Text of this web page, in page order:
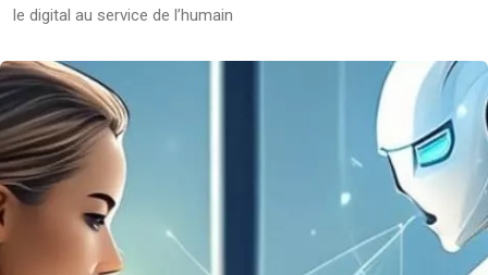
le digital au service de l’humain